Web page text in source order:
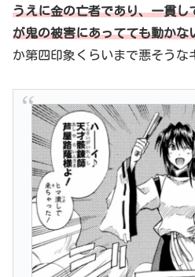
うえに金の亡者であり、一貫し
が鬼の被害にあってても動かな
か第四印象くらいまで悪そうな